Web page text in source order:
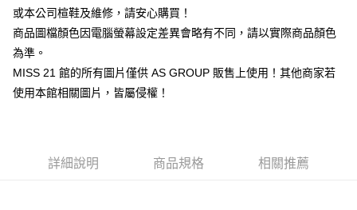
運送方式
宅配
免運費
國家/地區配送 查看運費
或本公司楦鞋及維修，請安心購買！
商品圖檔顏色因電腦螢幕設定差異會略有不同，請以實際商品顏色
為準。
MISS 21 館的所有圖片僅供 AS GROUP 販售上使用！其他商家若
使用本館相關圖片，皆屬侵權！
詳細說明 商品規格 相關推薦